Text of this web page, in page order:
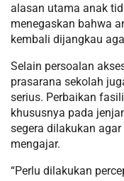
alasan utama anak
menegaskan bahwa
kembali dijangkau
Selain persoalan
prasarana sekolah
serius. Perbaikan
khususnya pada
segera dilakukan
mengajar.
“Perlu dilakukan